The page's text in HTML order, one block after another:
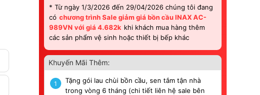
* Từ ngày 1/3/2026 đến 29/04/2026 chúng tôi đang
có chương trình Sale giảm giá bồn cầu INAX AC-
989VN với giá 4.682k khi khách mua hàng thêm
các sản phẩm vệ sinh hoặc thiết bị bếp khác
Khuyến Mãi Thêm:
1
Tặng gói lau chùi bồn cầu, sen tắm tận nhà
trong vòng 6 tháng (chi tiết liên hệ sale bên